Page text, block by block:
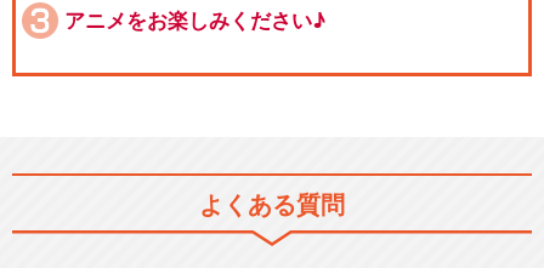
アニメをお楽しみください♪
よくある質問